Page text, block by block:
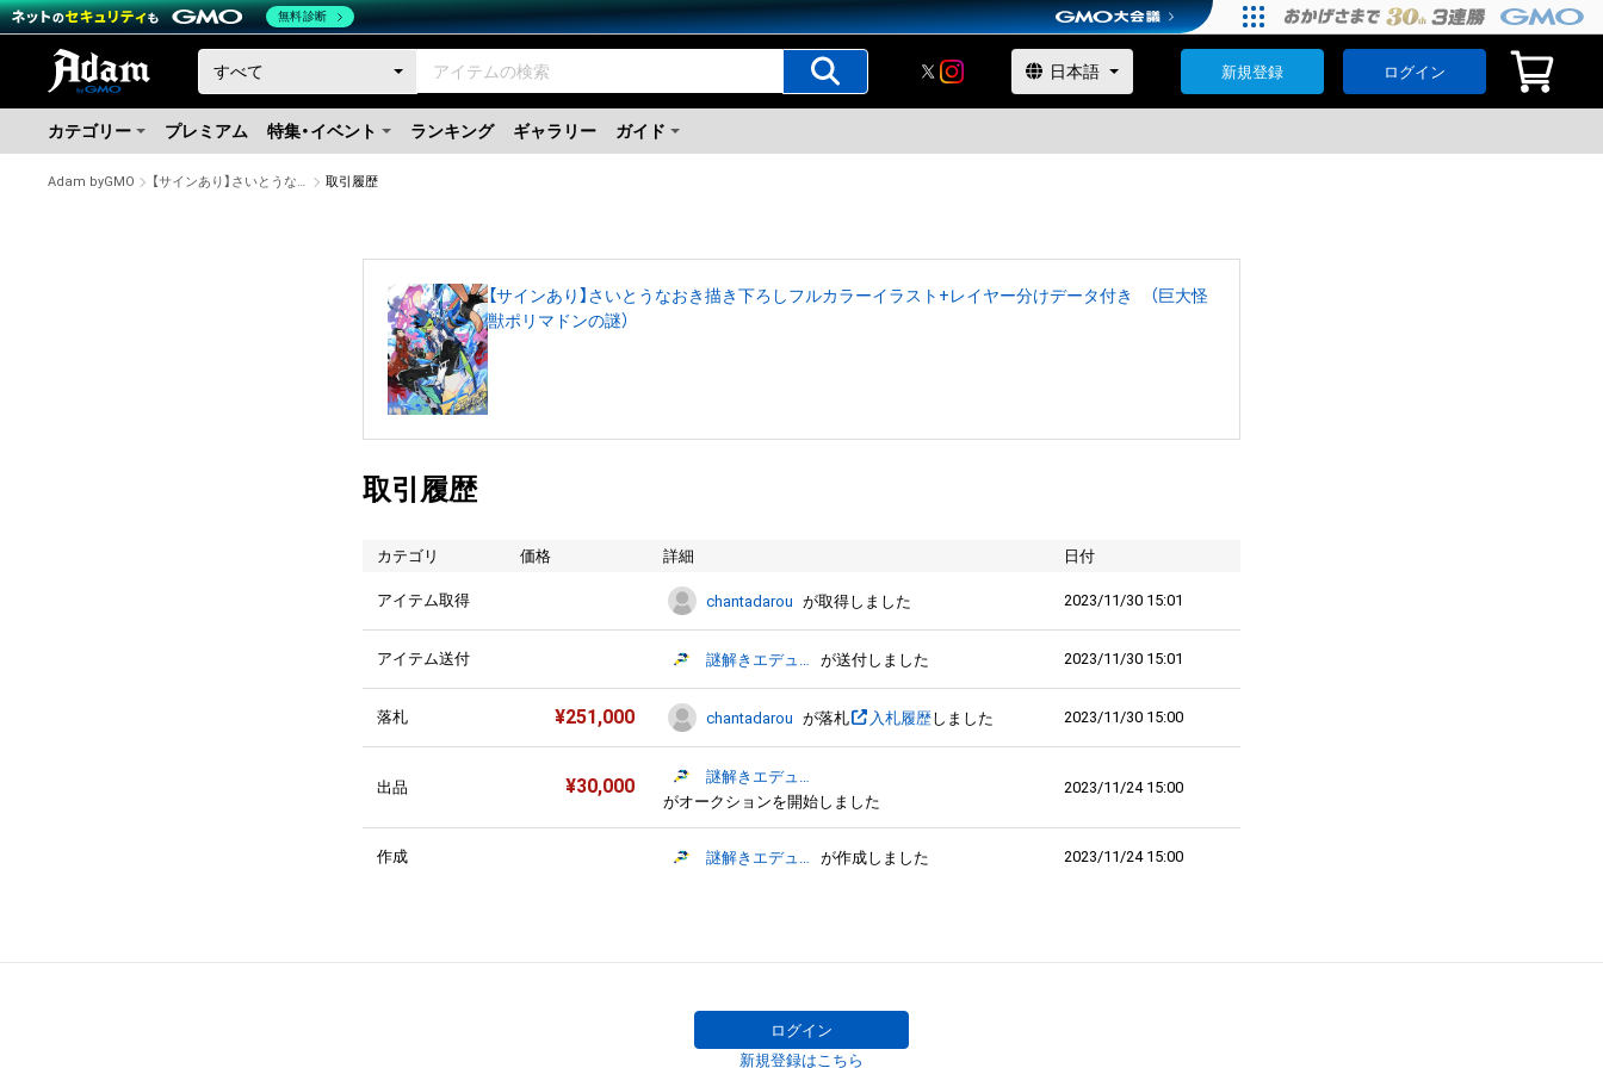
新規登録 ログイン
カテゴリー プレミアム 特集・イベント ランキング ギャラリー ガイド
Adam byGMO 【サインあり】さいとうなおき描き下ろしフルカラーイラスト+レイヤー分けデータ付き （巨大怪獣ポリマドンの謎） 取引履歴
【サインあり】さいとうなおき描き下ろしフルカラーイラスト+レイヤー分けデータ付き （巨大怪
獣ポリマドンの謎）
取引履歴
カテゴリ 価格 詳細 日付
アイテム取得 chantadarou が取得しました 2023/11/30 15:01
アイテム送付 が送付しました 2023/11/30 15:01
落札 ¥251,000 chantadarou が落札 入札履歴しました 2023/11/30 15:00
出品 ¥30,000
がオークションを開始しました
2023/11/24 15:00
作成 が作成しました 2023/11/24 15:00
ログイン
新規登録はこちら
無料診断